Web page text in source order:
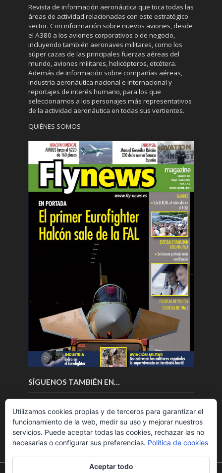
Revista de información aeronáutica que toca todas las
áreas de actividad relacionadas con este estratégico
sector. Con información sobre nuevos aviones, desde
el A380 a los aviones corporativos o de negocio,
incluyendo también aeronaves militares, como los
súper cazas de las principales fuerzas aéreas del
mundo, aviones militares, helicópteros, etcétera.
Además de información sobre compañías aéreas,
industria aeronáutica nacional e internacional y
reportajes de interés humano, para los que
seleccionamos a los personajes más representativos
de la actividad aeronáutica en todas sus vertientes.
QUIÉNES SOMOS
SÍGUENOS TAMBIÉN EN…
Utilizamos cookies propias y de terceros para garantizar el
funcionamiento de la web, medir su uso y mejorar nuestros
servicios. Puede aceptar todas las cookies, rechazar las no
necesarias o configurar sus preferencias. Política de cookies
Aceptar todo